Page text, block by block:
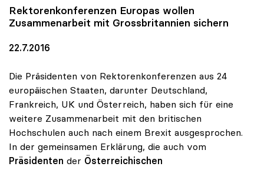
Rektorenkonferenzen Europas wollen
Zusammenarbeit mit Grossbritannien sichern
22.7.2016
Die Präsidenten von Rektorenkonferenzen aus 24
europäischen Staaten, darunter Deutschland,
Frankreich, UK und Österreich, haben sich für eine
weitere Zusammenarbeit mit den britischen
Hochschulen auch nach einem Brexit ausgesprochen.
In der gemeinsamen Erklärung, die auch vom
Präsidenten der Österreichischen